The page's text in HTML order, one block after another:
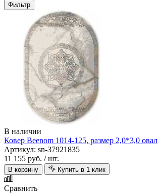
Фильтр
В наличии
Ковер Beenom 1014-125, размер 2,0*3,0 овал
Артикул: sn-37921835
11 155 руб. / шт.
В корзину Купить в 1 клик
Сравнить